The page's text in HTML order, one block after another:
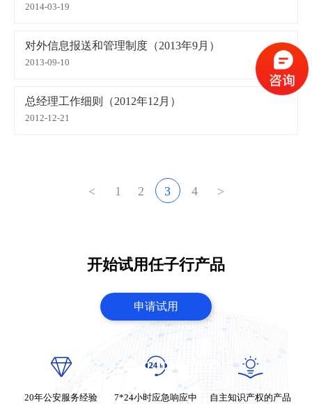
2014-03-19
对外信息报送和管理制度（2013年9月）
2013-09-10
总经理工作细则（2012年12月）
2012-12-21
< 1 2 3 4 >
开始试用任子行产品
申请试用
20年公安服务经验 7*24小时应急响应中 自主知识产权的产品